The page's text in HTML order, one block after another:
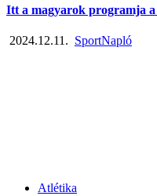
Itt a magyarok programja
2024.12.11. SportNapló
Atlétika